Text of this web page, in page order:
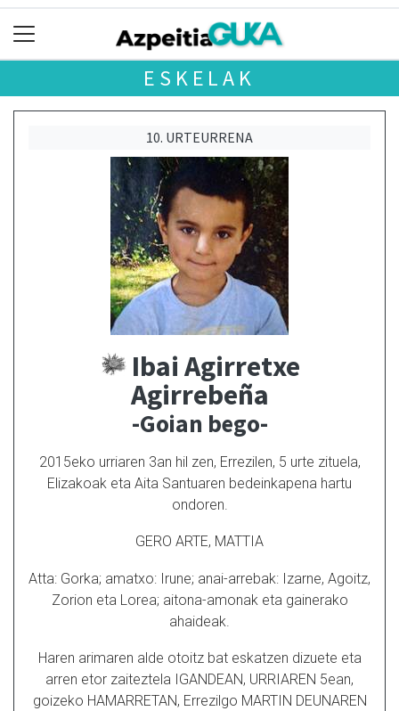
ESKELAK
10. URTEURRENA
Ibai Agirretxe
Agirrebeña
-Goian bego-
2015eko urriaren 3an hil zen, Errezilen, 5 urte zituela,
Elizakoak eta Aita Santuaren bedeinkapena hartu
ondoren.
GERO ARTE, MATTIA
Atta: Gorka; amatxo: Irune; anai-arrebak: Izarne, Agoitz,
Zorion eta Lorea; aitona-amonak eta gainerako
ahaideak.
Haren arimaren alde otoitz bat eskatzen dizuete eta
arren etor zaiteztela IGANDEAN, URRIAREN 5ean,
goizeko HAMARRETAN, Errezilgo MARTIN DEUNAREN